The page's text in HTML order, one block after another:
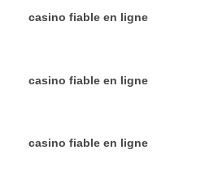
casino fiable en ligne
casino fiable en ligne
casino fiable en ligne